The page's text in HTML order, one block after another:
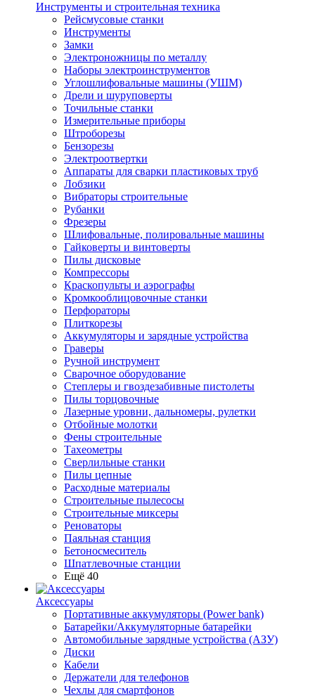
Инструменты и строительная техника
Рейсмусовые станки
Инструменты
Замки
Электроножницы по металлу
Наборы электроинструментов
Углошлифовальные машины (УШМ)
Дрели и шуруповерты
Точильные станки
Измерительные приборы
Штроборезы
Бензорезы
Электроотвертки
Аппараты для сварки пластиковых труб
Лобзики
Вибраторы строительные
Рубанки
Фрезеры
Шлифовальные, полировальные машины
Гайковерты и винтоверты
Пилы дисковые
Компрессоры
Краскопульты и аэрографы
Кромкооблицовочные станки
Перфораторы
Плиткорезы
Аккумуляторы и зарядные устройства
Граверы
Ручной инструмент
Сварочное оборудование
Степлеры и гвоздезабивные пистолеты
Пилы торцовочные
Лазерные уровни, дальномеры, рулетки
Отбойные молотки
Фены строительные
Тахеометры
Сверлильные станки
Пилы цепные
Расходные материалы
Строительные пылесосы
Строительные миксеры
Реноваторы
Паяльная станция
Бетоносмеситель
Шпатлевочные станции
Ещё 40
Аксессуары
Портативные аккумуляторы (Power bank)
Батарейки/Аккумуляторные батарейки
Автомобильные зарядные устройства (АЗУ)
Диски
Кабели
Держатели для телефонов
Чехлы для смартфонов